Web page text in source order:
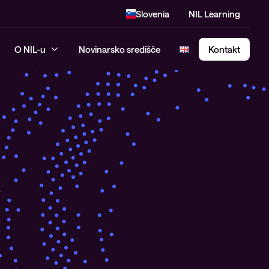
Slovenia NIL Learning
SASE – Secure Access Service
Edge
O NIL-u Novinarsko središče Kontakt